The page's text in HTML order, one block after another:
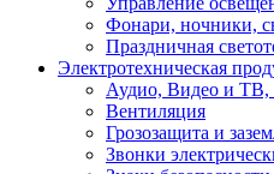
Фонари, ночники,
Праздничная
Электротехническая
Аудио, Видео и ТВ,
Вентиляция
Грозозащита и
Звонки